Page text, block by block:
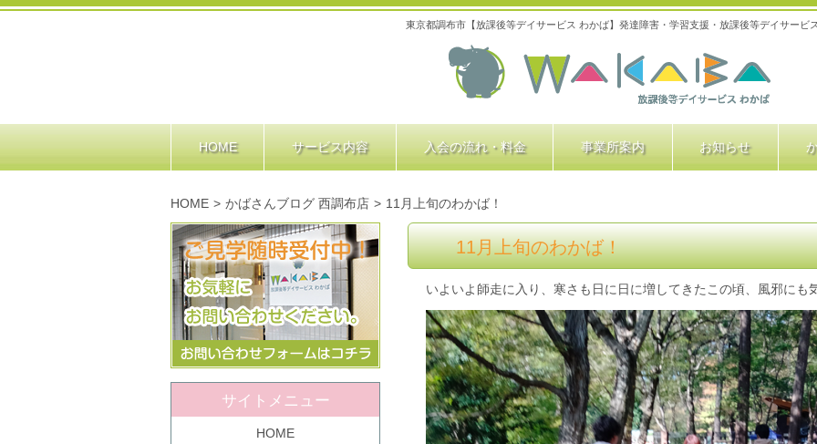
東京都調布市【放課後等デイサービス わかば】発達障害・学習支援・放課後等デイサービ
HOME サービス内容 入会の流れ・料金 事業所案内 お知らせ
HOME > かばさんブログ 西調布店 > 11月上旬のわかば！
11月上旬のわかば！
いよいよ師走に入り、寒さも日に日に増してきたこの頃、風邪にも
サイトメニュー
HOME